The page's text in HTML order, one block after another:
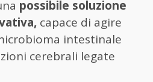
possibile soluzione
capace di agire
intestinale
cerebrali legate